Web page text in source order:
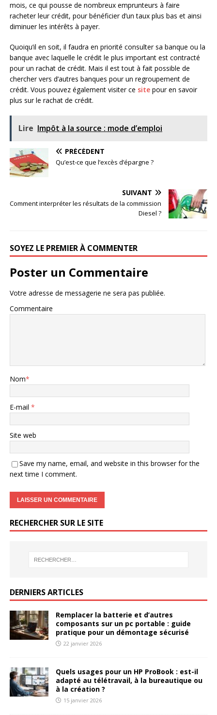
mois, ce qui pousse de nombreux emprunteurs à faire
racheter leur crédit, pour bénéficier d’un taux plus bas et ainsi
diminuer les intérêts à payer.
Quoiqu’il en soit, il faudra en priorité consulter sa banque ou la
banque avec laquelle le crédit le plus important est contracté
pour un rachat de crédit. Mais il est tout à fait possible de
chercher vers d’autres banques pour un regroupement de
crédit. Vous pouvez également visiter ce site pour en savoir
plus sur le rachat de crédit.
Lire Impôt à la source : mode d’emploi
PRÉCÉDENT
Qu’est-ce que l’excès d’épargne ?
SUIVANT
Comment interpréter les résultats de la commission
Diesel ?
SOYEZ LE PREMIER À COMMENTER
Poster un Commentaire
Votre adresse de messagerie ne sera pas publiée.
Commentaire
Nom*
E-mail *
Site web
Save my name, email, and website in this browser for the
next time I comment.
RECHERCHER SUR LE SITE
DERNIERS ARTICLES
Remplacer la batterie et d’autres
composants sur un pc portable : guide
pratique pour un démontage sécurisé
22 janvier 2026
Quels usages pour un HP ProBook : est-il
adapté au télétravail, à la bureautique ou
à la création ?
15 janvier 2026